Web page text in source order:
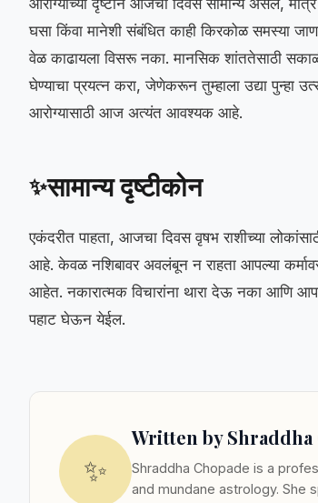
आरोग्याच्या दृष्टीने आजचा दिवस सामान्य असेल,
घसा किंवा मानेशी संबंधित काही किरकोळ समस्या
वेळ काढायला विसरू नका. मानसिक शांततेसाठी
घेण्याचा प्रयत्न करा, जेणेकरून तुम्हाला उद्या पुन्हा
आरोग्यासाठी आज अत्यंत आवश्यक आहे.
✨सामान्य दृष्टीकोन
एकंदरीत पाहता, आजचा दिवस वृषभ राशीच्या
आहे. केवळ नशिबावर अवलंबून न राहता आपल्या
आहेत. नकारात्मक विचारांना थारा देऊ नका आणि
पहाट घेऊन येईल.
✨
Written by Shraddha
Shraddha Chopade is a
and mundane astrology. She